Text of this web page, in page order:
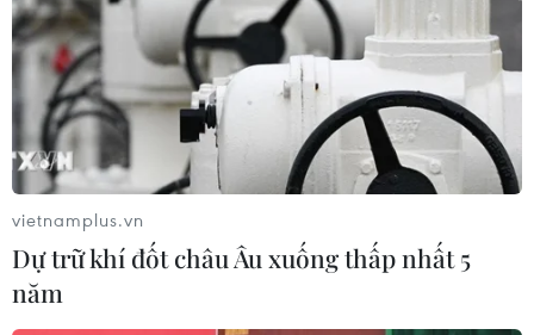
vietnamplus.vn
Dự trữ khí đốt châu Âu xuống thấp nhất 5
năm